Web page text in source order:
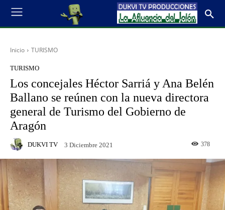
Inicio TURISMO
TURISMO
Los concejales Héctor Sarriá y Ana Belén
Ballano se reúnen con la nueva directora
general de Turismo del Gobierno de
Aragón
DUKVI TV 3 Diciembre 2021 378